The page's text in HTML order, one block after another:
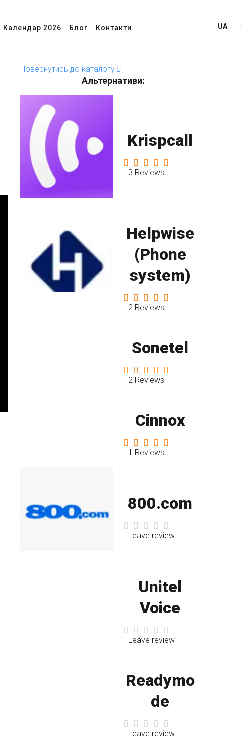
Календар 2026 Блог Контакти UA
Повернутись до каталогу
Альтернативи:
Krispcall
3 Reviews
Helpwise
(Phone
system)
2 Reviews
Sonetel
2 Reviews
Cinnox
1 Reviews
800.com
Leave review
Unitel
Voice
Leave review
Readymo
de
Leave review